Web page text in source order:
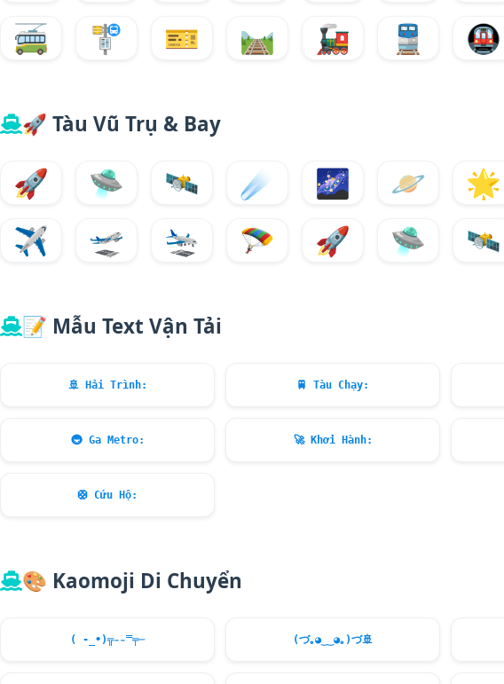
🚎
🚏 🎫 🛤️ 🚂 🚆 🚇
🚀 Tàu Vũ Trụ & Bay
🚀 🛸 🛰️ ☄️ 🌌 🪐 🌟
✈️
🛫 🛬 🪂 🚀 🛸 🛰️
📝 Mẫu Text Vận Tải
🚢Hải Trình: 🚆 Tàu Chạy:
🚇Ga Metro: 🚀Khởi Hành:
🛟 Cứu Hộ:
🎨 Kaomoji Di Chuyển
( -_•)╦̵̵̿╤─ (づ｡◕‿‿◕｡)づ🚢